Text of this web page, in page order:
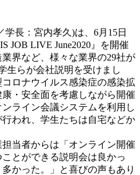
長：宮内孝久)は、6月15日
JOB LIVE June2020』を開催
界など、様々な業界の29社が
生らが会社説明を受けまし
ロナウイルス感染症の感染拡
・安全面を考慮しながら開催
ライン会議システムを利用し
われ、学生たちは自宅などか
当者からは「オンライン開催
とができる説明会は良かっ
かった。」と喜びの声もあり